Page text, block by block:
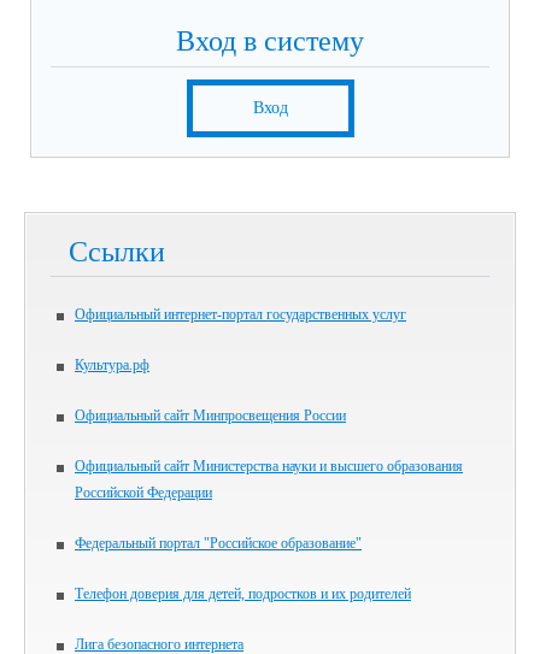
Вход в систему
Вход
Ссылки
Официальный интернет-портал государственных услуг
Культура.рф
Официальный сайт Минпросвещения России
Официальный сайт Министерства науки и высшего образования
Российской Федерации
Федеральный портал "Российское образование"
Телефон доверия для детей, подростков и их родителей
Лига безопасного интернета